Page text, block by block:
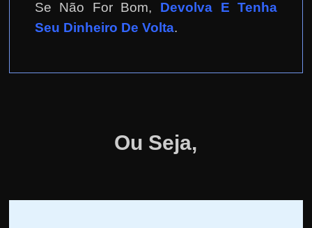
Se Não For Bom, Devolva E Tenha
Seu Dinheiro De Volta.
Ou Seja,